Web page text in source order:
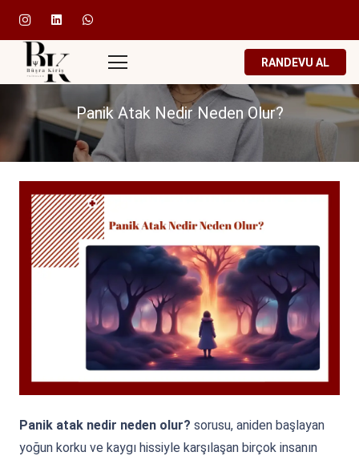
RANDEVU AL
Panik Atak Nedir Neden Olur?
Panik atak nedir neden olur? sorusu, aniden başlayan
yoğun korku ve kaygı hissiyle karşılaşan birçok insanın